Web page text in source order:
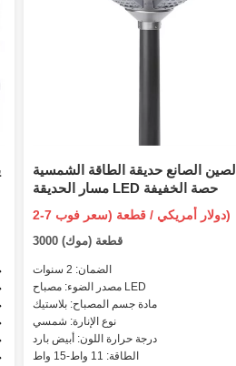
الصين الصانع حديقة الطاقة الشمسية
مسار الحديقة LED حصة الخفيفة
2-7 دولار أمريكي / قطعة (سعر فوب)
3000 قطعة (موك)
الضمان: 2 سنوات
مصدر الضوء: مصباح LED
مادة جسم المصباح: بلاستيك
نوع الإنارة: شمسي
درجة حرارة اللون: أبيض بارد
الطاقة: 11 واط-15 واط درجة حرارة اللون: 5000 كلفن (يتوفر نطاق كامل من 2700 إلى 6500 كلفن)